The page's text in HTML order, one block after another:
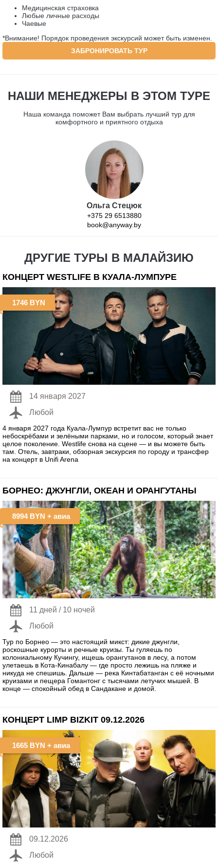
Медицинская страховка
Любые личные расходы
Чаевые
*Внимание! Порядок проведения экскурсий может быть изменен.
ЗАБРОНИРОВАТЬ ТУР
НАШИ МЕНЕДЖЕРЫ В ЭТОМ ТУРЕ
Наша команда поможет Вам выбрать лучший тур для
комфортного и приятного отдыха
Ольга Стецюк
+375 29 6513880
book@anyway.by
ДРУГИЕ ТУРЫ В МАЛАЙЗИЮ
КОНЦЕРТ WESTLIFE В КУАЛА-ЛУМПУРЕ
1746 BYN
14 января 2027
Любой
4 января 2027 года Куала-Лумпур встретит вас не только
небоскрёбами и зелёными парками, но и голосом, который знает
целое поколение. Westlife снова на сцене — и вы можете быть
там. Отель, завтраки, обзорная экскурсия по городу и трансфер
на концерт в Unifi Arena
БОРНЕО: ДЖУНГЛИ, ОКЕАН И ОРАНГУТАНЫ
8994 BYN + авиа
11 дней / 10 ночей
Любой
Тур по Борнео — это настоящий микст: дикие джунгли,
роскошные курорты и речные круизы. Ты гуляешь по
колониальному Кучингу, ищешь орангутанов в лесу, а потом
улетаешь в Кота-Кинабалу — где просто лежишь на пляже и
никуда не спешишь. Дальше — река Кинтабатанган с её ночными
круизами и пещера Гомантонг с тысячами летучих мышей. В
конце — спокойный обед в Сандакане и домой.
КОНЦЕРТ LIMP BIZKIT 09.12.2026
1665 BYN + авиа
09.12.2026
Любой